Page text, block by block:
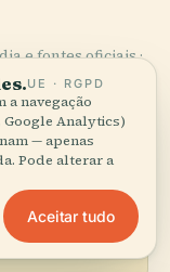
e fontes oficiais ·
guias →
UE · RGPD
a navegação
Google Analytics)
— apenas
Pode alterar a
Aceitar tudo